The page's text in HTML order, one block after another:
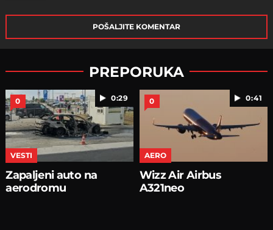
POŠALJITE KOMENTAR
PREPORUKA
0:29
0
VESTI
Zapaljeni auto na
aerodromu
0:41
0
AERO
Wizz Air Airbus
A321neo